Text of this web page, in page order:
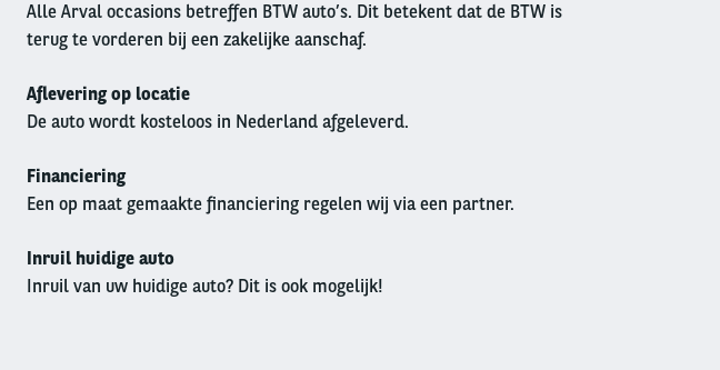
Alle Arval occasions betreffen BTW auto’s. Dit betekent dat de BTW is
terug te vorderen bij een zakelijke aanschaf.
Aflevering op locatie
De auto wordt kosteloos in Nederland afgeleverd.
Financiering
Een op maat gemaakte financiering regelen wij via een partner.
Inruil huidige auto
Inruil van uw huidige auto? Dit is ook mogelijk!